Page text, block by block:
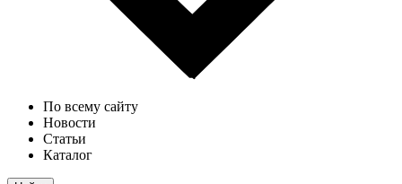
По всему сайту
Новости
Статьи
Каталог